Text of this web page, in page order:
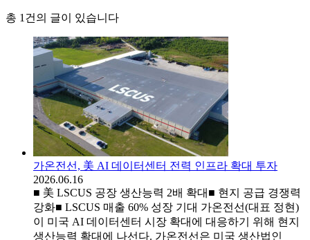
총 1건의 글이 있습니다
가온전선, 美 AI 데이터센터 전력 인프라 확대 투자
2026.06.16
■ 美 LSCUS 공장 생산능력 2배 확대■ 현지 공급 경쟁력
강화■ LSCUS 매출 60% 성장 기대 가온전선(대표 정현)
이 미국 AI 데이터센터 시장 확대에 대응하기 위해 현지
생산능력 확대에 나선다. 가온전선은 미국 생산법인